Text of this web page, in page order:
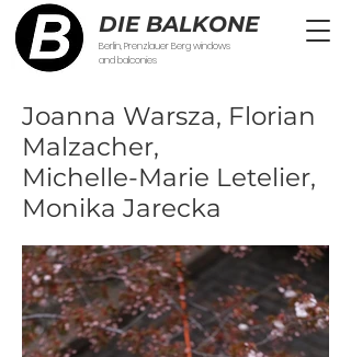
DIE BALKONE
Berlin, Prenzlauer Berg windows
and balconies
Joanna Warsza, Florian
Malzacher,
Michelle-Marie Letelier,
Monika Jarecka